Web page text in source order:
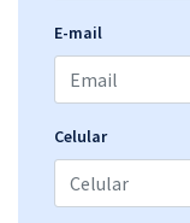
E-mail
Celular